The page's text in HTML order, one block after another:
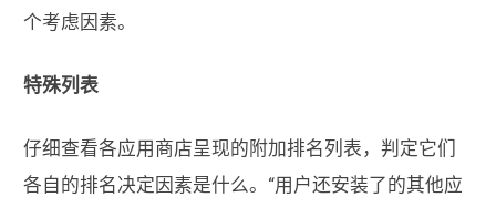
个考虑因素。
特殊列表
仔细查看各应用商店呈现的附加排名列表，判定它们
各自的排名决定因素是什么。“用户还安装了的其他应